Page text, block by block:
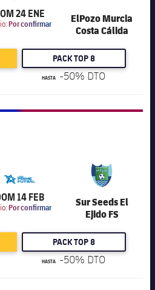
24 ENE
Por confirmar
ElPozo Murcia
Costa Cálida
PACK TOP 8
HASTA -50% DTO
6.000
14 FEB
Por confirmar
Sur Seeds El
Ejido FS
PACK TOP 8
HASTA -50% DTO